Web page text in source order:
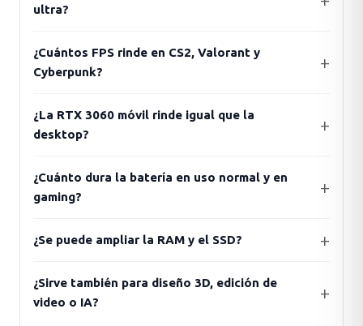
ultra?
¿Cuántos FPS rinde en CS2, Valorant y
Cyberpunk?
¿La RTX 3060 móvil rinde igual que la
desktop?
¿Cuánto dura la batería en uso normal y en
gaming?
¿Se puede ampliar la RAM y el SSD?
¿Sirve también para diseño 3D, edición de
video o IA?